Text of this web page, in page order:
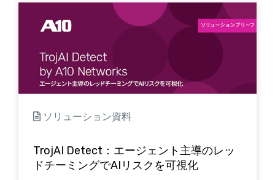
ソリューション資料
TrojAI Detect：エージェント主導のレッ
ドチーミングでAIリスクを可視化